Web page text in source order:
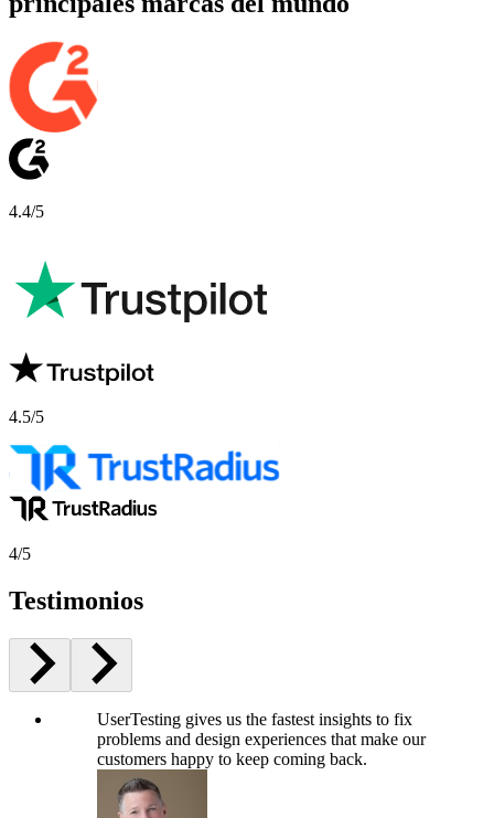
4.4/5
4.5/5
4/5
Testimonios
UserTesting gives us the fastest insights to fix
problems and design experiences that make our
customers happy to keep coming back.